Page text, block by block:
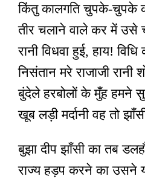
किंतु कालगति चुपके-चुपके
तीर चलाने वाले कर में उसे
रानी विधवा हुई, हाय!
निसंतान मरे राजाजी रानी
बुंदेले हरबोलों के मुँह हमने
खूब लड़ी मर्दानी वह तो
बुझा दीप झाँसी का तब
राज्य हड़प करने का उसने